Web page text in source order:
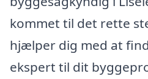
kommet til det rette
hjælper dig med at
ekspert til dit